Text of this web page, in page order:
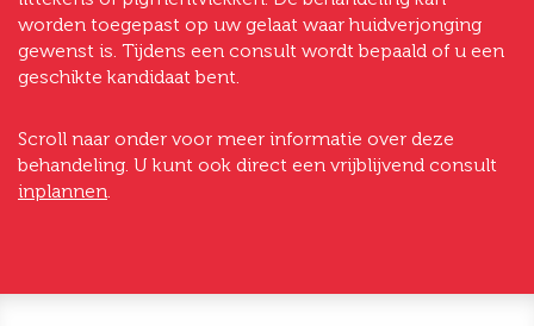
worden toegepast op uw gelaat waar huidverjonging
gewenst is. Tijdens een consult wordt bepaald of u een
geschikte kandidaat bent.
Scroll naar onder voor meer informatie over deze
behandeling. U kunt ook direct een vrijblijvend consult
inplannen